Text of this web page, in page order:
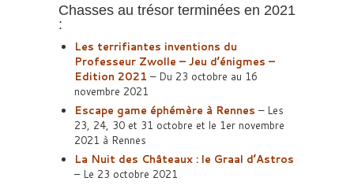
Chasses au trésor terminées en 2021
:
Les terrifiantes inventions du
Professeur Zwolle – Jeu d’énigmes –
Edition 2021 – Du 23 octobre au 16
novembre 2021
Escape game éphémère à Rennes – Les
23, 24, 30 et 31 octobre et le 1er novembre
2021 à Rennes
La Nuit des Châteaux : le Graal d’Astros
– Le 23 octobre 2021